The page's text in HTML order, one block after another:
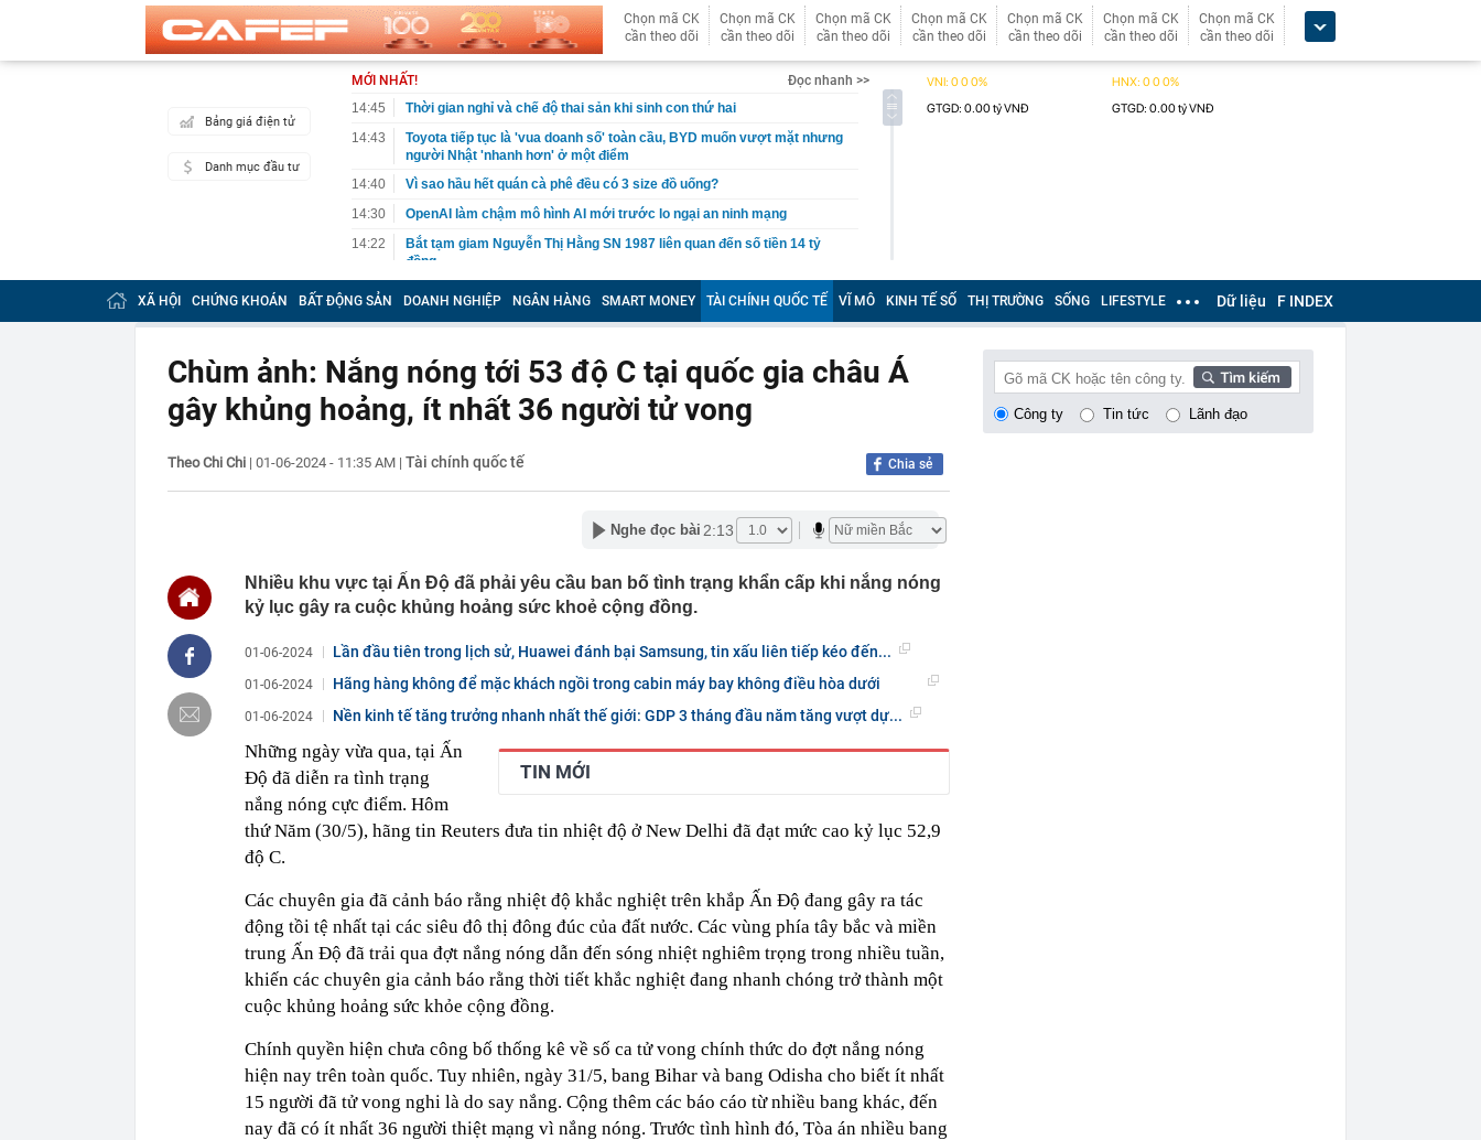
Chọn mã CK
cần theo dõi
Chọn mã CK
cần theo dõi
Chọn mã CK
cần theo dõi
Chọn mã CK
cần theo dõi
Chọn mã CK
cần theo dõi
Chọn mã CK
cần theo dõi
Chọn mã CK
cần theo dõi
Bảng giá điện tử
Danh mục đầu tư
MỚI NHẤT!
Đọc nhanh >>
14:45
Thời gian nghỉ và chế độ thai sản khi sinh con thứ hai
14:43
Toyota tiếp tục là 'vua doanh số' toàn cầu, BYD muốn vượt mặt nhưng
người Nhật 'nhanh hơn' ở một điểm
14:40
Vì sao hầu hết quán cà phê đều có 3 size đồ uống?
14:30
OpenAI làm chậm mô hình AI mới trước lo ngại an ninh mạng
14:22
Bắt tạm giam Nguyễn Thị Hằng SN 1987 liên quan đến số tiền 14 tỷ
đồng
14:20
Tử hình Nguyễn Cao Minh SN 2000
14:19
Phát hiện một khách hàng vừa mua gần 20 tấn vàng
nghiệp có doanh thu đến 10 tỷ đồng
14:09
Việt kiều 3 lần lọt top đẹp nhất thế giới: Về Việt Nam làm Á hậu là phụ,
kinh doanh thứ này là chính
độc quyền, đối tác không thể tự quyết định giá
14:04
TPHCM sửa kế hoạch đấu giá 8 lô đất tại Khu đô thị mới Thủ Thiêm
Một người có 3 thói quen này chứng tỏ họ đang sống giả tạo với chính
chuyển khoản
13:40
Trung Quốc xây siêu đập thủy điện lớn nhất thế giới, gấp 3 lần Tam
Kinh
13:40
Ra ngân hàng chuyển 1,1 tỷ đồng vào tài khoản của chính mình, người
đàn ông bị công an chặn giao dịch
13:36
Hai “siêu cẩu” 1.450 tấn cùng nâng khung thép 125 tấn cho nhà hát
13:36
Grab bị phạt hơn 1,3 tỷ đồng
13:35
Tình hình hiện tại của Việt Anh - Quỳnh Nga
13:17
Vì sao ngày càng nhiều gia đình thích đặt 1 lọ dầu gió trong nhà vệ
sinh?
XÃ HỘI CHỨNG KHOÁN BẤT ĐỘNG SẢN DOANH NGHIỆP NGÂN HÀNG SMART MONEY TÀI CHÍNH QUỐC TẾ VĨ MÔ KINH TẾ SỐ THỊ TRƯỜNG SỐNG LIFESTYLE Dữ liệu F INDEX
Chùm ảnh: Nắng nóng tới 53 độ C tại quốc gia châu Á
gây khủng hoảng, ít nhất 36 người tử vong
Theo Chi Chi | 01-06-2024 - 11:35 AM | Tài chính quốc tế Chia sẻ
Nghe đọc bài 2:13
Nhiều khu vực tại Ấn Độ đã phải yêu cầu ban bố tình trạng khẩn cấp khi nắng nóng
kỷ lục gây ra cuộc khủng hoảng sức khoẻ cộng đồng.
01-06-2024 Lần đầu tiên trong lịch sử, Huawei đánh bại Samsung, tin xấu liên tiếp kéo đến...
01-06-2024
Hãng hàng không để mặc khách ngồi trong cabin máy bay không điều hòa dưới
01-06-2024 Nền kinh tế tăng trưởng nhanh nhất thế giới: GDP 3 tháng đầu năm tăng vượt dự...
TIN MỚI
Những ngày vừa qua, tại Ấn
Độ đã diễn ra tình trạng
nắng nóng cực điểm. Hôm
thứ Năm (30/5), hãng tin Reuters đưa tin nhiệt độ ở New Delhi đã đạt mức cao kỷ lục 52,9
độ C.
Các chuyên gia đã cảnh báo rằng nhiệt độ khắc nghiệt trên khắp Ấn Độ đang gây ra tác
động tồi tệ nhất tại các siêu đô thị đông đúc của đất nước. Các vùng phía tây bắc và miền
trung Ấn Độ đã trải qua đợt nắng nóng dẫn đến sóng nhiệt nghiêm trọng trong nhiều tuần,
khiến các chuyên gia cảnh báo rằng thời tiết khắc nghiệt đang nhanh chóng trở thành một
cuộc khủng hoảng sức khỏe cộng đồng.
Chính quyền hiện chưa công bố thống kê về số ca tử vong chính thức do đợt nắng nóng
hiện nay trên toàn quốc. Tuy nhiên, ngày 31/5, bang Bihar và bang Odisha cho biết ít nhất
15 người đã tử vong nghi là do say nắng. Cộng thêm các báo cáo từ nhiều bang khác, đến
nay đã có ít nhất 36 người thiệt mạng vì nắng nóng. Trước tình hình đó, Tòa án nhiều bang
Công ty Tin tức Lãnh đạo